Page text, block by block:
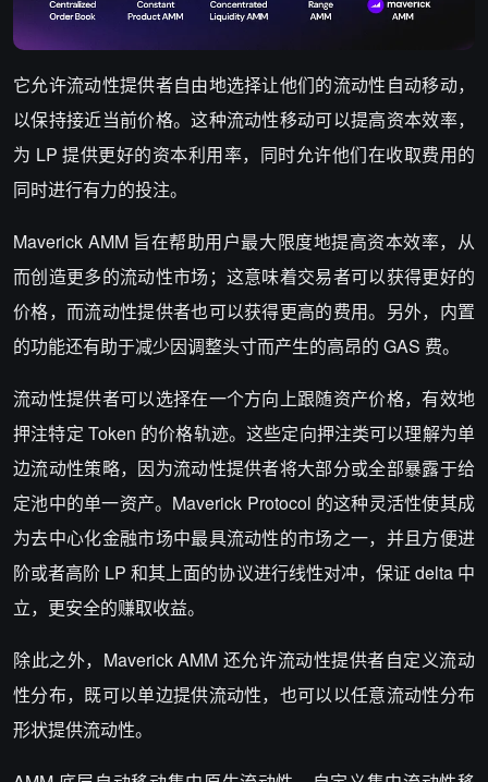
它允许流动性提供者自由地选择让他们的流动性自动移动，
以保持接近当前价格。这种流动性移动可以提高资本效率，
为 LP 提供更好的资本利用率，同时允许他们在收取费用的
同时进行有力的投注。
Maverick AMM 旨在帮助用户最大限度地提高资本效率，从
而创造更多的流动性市场；这意味着交易者可以获得更好的
价格，而流动性提供者也可以获得更高的费用。另外，内置
的功能还有助于减少因调整头寸而产生的高昂的 GAS 费。
流动性提供者可以选择在一个方向上跟随资产价格，有效地
押注特定 Token 的价格轨迹。这些定向押注类可以理解为单
边流动性策略，因为流动性提供者将大部分或全部暴露于给
定池中的单一资产。Maverick Protocol 的这种灵活性使其成
为去中心化金融市场中最具流动性的市场之一，并且方便进
阶或者高阶 LP 和其上面的协议进行线性对冲，保证 delta 中
立，更安全的赚取收益。
除此之外，Maverick AMM 还允许流动性提供者自定义流动
性分布，既可以单边提供流动性，也可以以任意流动性分布
形状提供流动性。